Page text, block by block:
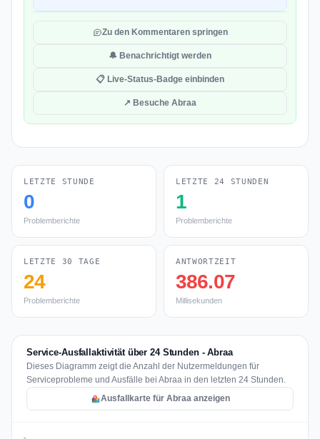
Zu den Kommentaren springen
🔔 Benachrichtigt werden
📋 Live-Status-Badge einbinden
↗ Besuche Abraa
LETZTE STUNDE
0
Problemberichte
LETZTE 24 STUNDEN
1
Problemberichte
LETZTE 30 TAGE
24
Problemberichte
ANTWORTZEIT
386.07
Millisekunden
Service-Ausfallaktivität über 24 Stunden - Abraa
Dieses Diagramm zeigt die Anzahl der Nutzermeldungen für
Serviceprobleme und Ausfälle bei Abraa in den letzten 24 Stunden.
Ausfallkarte für Abraa anzeigen